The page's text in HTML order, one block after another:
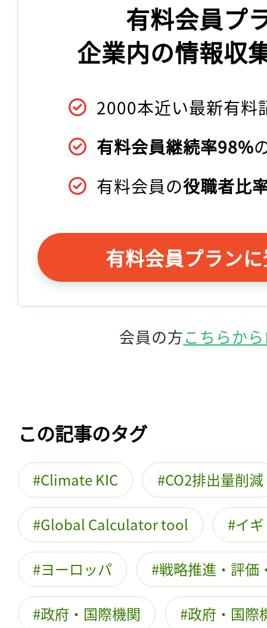
有料会員プ
企業内の情報収
2000本近い最新有料
有料会員継続率98%
有料会員の役職者比
有料会員プラン
会員の方こちらか
この記事のタグ
Climate KIC CO2排出量削減
Global Calculator tool イ
ヨーロッパ 戦略推進・評価
政府・国際機関 政府・国際